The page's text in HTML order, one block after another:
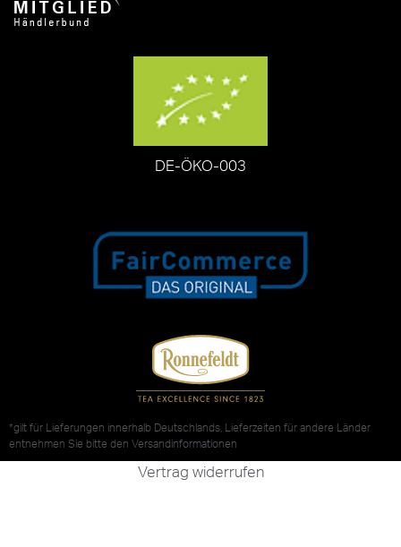
DE-ÖKO-003
*gilt für Lieferungen innerhalb Deutschlands, Lieferzeiten für andere Länder
entnehmen Sie bitte den Versandinformationen
Vertrag widerrufen